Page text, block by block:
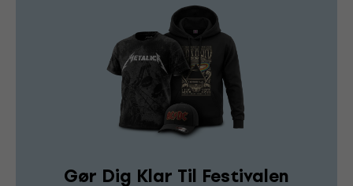
Gør Dig Klar Til Festivalen